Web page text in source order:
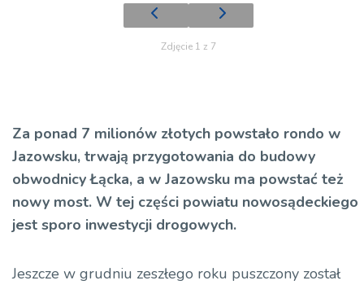
Zdjęcie 1 z 7
Za ponad 7 milionów złotych powstało rondo w
Jazowsku, trwają przygotowania do budowy
obwodnicy Łącka, a w Jazowsku ma powstać też
nowy most. W tej części powiatu nowosądeckiego
jest sporo inwestycji drogowych.
Jeszcze w grudniu zeszłego roku puszczony został